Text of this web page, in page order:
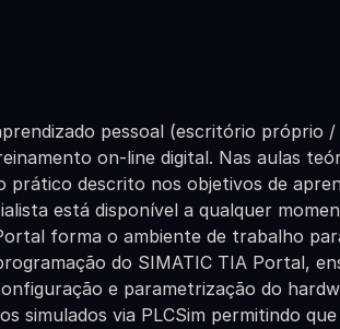
pessoal (escritório próprio
on-line digital. Nas aulas
descrito nos objetivos de
está disponível a qualquer
forma o ambiente de trabalho
do SIMATIC TIA Portal,
e parametrização do
simulados via PLCSim permitindo